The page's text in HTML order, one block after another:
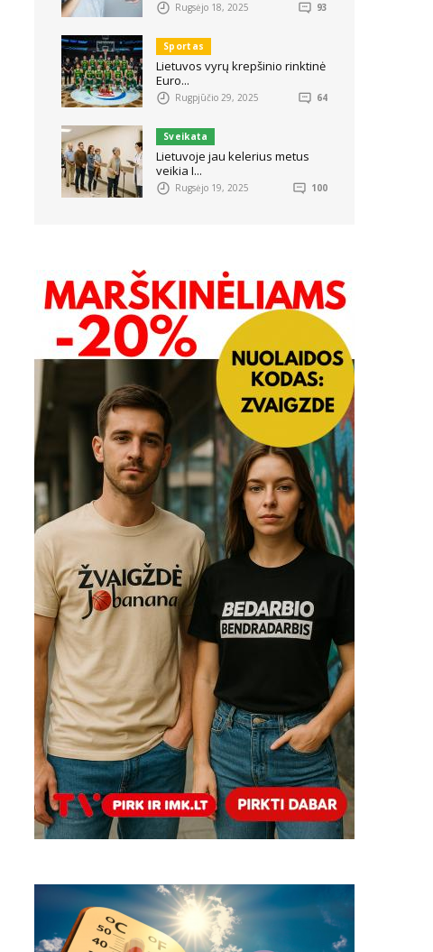
Rugsėjo 18, 2025 93
Sportas
Lietuvos vyrų krepšinio rinktinė
Euro...
Rugpjūčio 29, 2025 64
Sveikata
Lietuvoje jau kelerius metus
veikia I...
Rugsėjo 19, 2025 100